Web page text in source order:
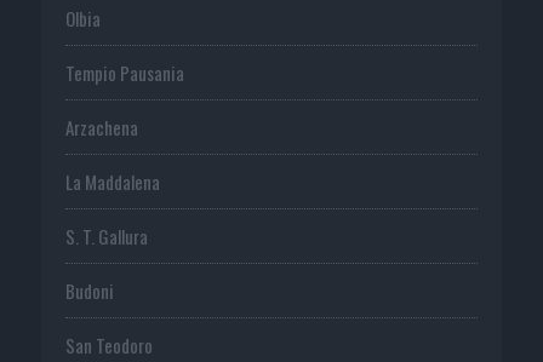
Olbia
Tempio Pausania
Arzachena
La Maddalena
S. T. Gallura
Budoni
San Teodoro